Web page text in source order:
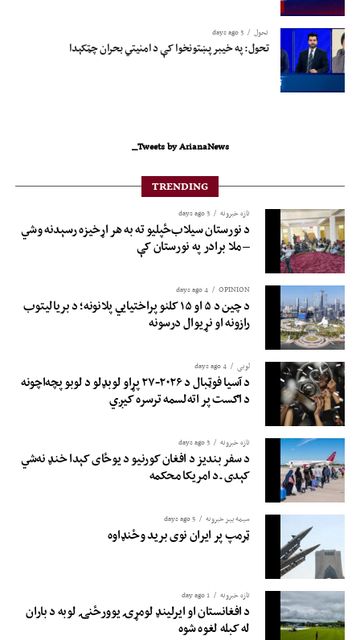
تحول 3 days ago
تحول: په خیبر پښتونخوا کې د امنیتي بحران چټکېدا
Tweets by ArianaNews_
TRENDING
تازه خبرونه 3 days ago
د نورستان سیلاب‌ځپلیو ته به هر اړخیزه رسېدنه وشي
– ملا برادر په نورستان کې
OPINION
4 days ago
د چین د ۵ او ۱۵ کلنو پراختیايي پلانونه؛ د بريالیتوب
رازونه او نړيوال درسونه
لوبی 4 days ago
د آسیا فوټبال د ۲۰۲۶-۲۷ پړاو لوبډلو د لوبو پچه‌اچونه
د اګست پر اته‌لسمه ترسره کیږي
تازه خبرونه 3 days ago
د سفر بندیز د افغان کورنیو د یوځای کېدا خنډ نه‌شي
کېدی ـ د امریکا محکمه
سیمه ییز خبرونه 5 days ago
ټرمپ پر ایران نوی برید وځنډاوه
تازه خبرونه 1 day ago
د افغانستان او ایرلینډ لومړۍ یوورځنۍ لوبه د باران
له کبله لغوه شوه